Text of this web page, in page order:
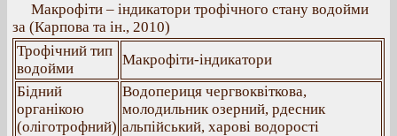
Макрофіти – індикатори трофічного стану водойми
за (Карпова та ін., 2010)
Трофічний тип
водойми
Макрофіти-індикатори
Бідний
органікою
(оліготрофний)
Водопериця чергвоквіткова,
молодильник озерний, рдесник
альпійський, харові водорості